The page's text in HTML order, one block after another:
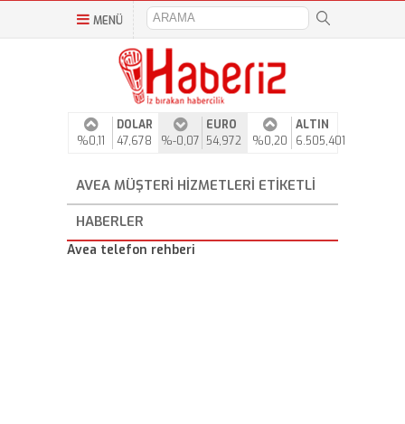
MENÜ
%0,11
DOLAR
47,678
%-0,07
EURO
54,972
%0,20
ALTIN
6.505,401
AVEA MÜŞTERI HIZMETLERI ETIKETLI
HABERLER
Avea telefon rehberi